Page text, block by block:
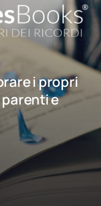
i propri
e